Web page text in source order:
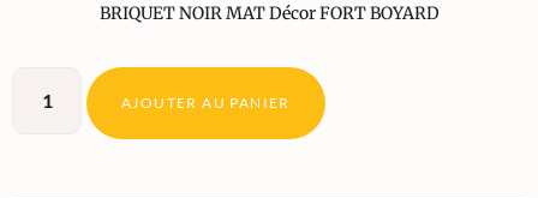
BRIQUET NOIR MAT Décor FORT BOYARD
AJOUTER AU PANIER